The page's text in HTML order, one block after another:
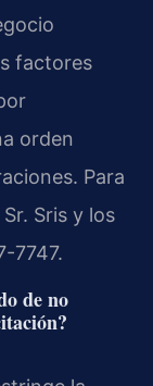
factores
orden
Para
Sris y los
7747.
de no